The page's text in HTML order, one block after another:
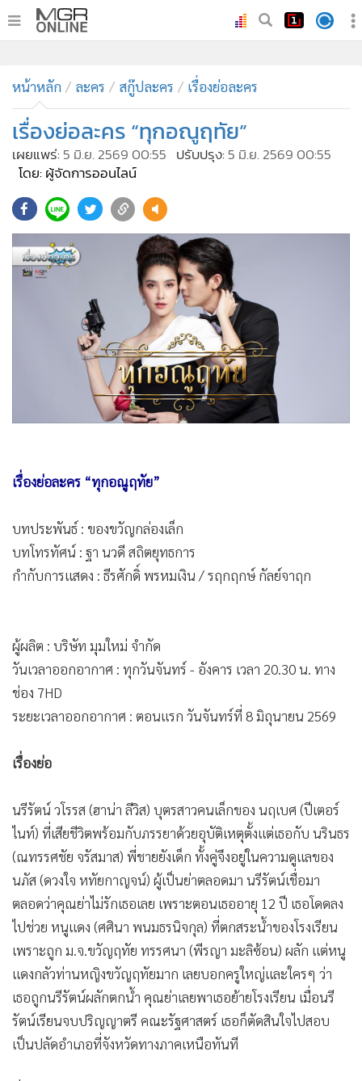
• ทันเหตุการณ์
• ภาคใต้
• ภูมิภาค
• Online Section
บันเทิง
• ผู้จัดการรายวัน
• คอลัมนิสต์
• ละคร
Good health & Well-being
Green Innovation & SD
Management & HR
• การเมือง
• กีฬา
• ต่างประเทศ
•
จีน
• ชุมชน-คุณภาพชีวิต
• อาชญากรรม
• Motoring
• วิทยาศาสตร์
• หุ้น
• อินโดจีน
• กองทุนรวม
• Celeb Online
• Factcheck
• ญี่ปุ่น
News1
Gotomanager
หน้าหลัก ละคร สกู๊ปละคร เรื่องย่อละคร
เรื่องย่อละคร “ทุกอณูฤทัย”
เผยแพร่:5 มิ.ย. 2569 00:55 ปรับปรุง:5 มิ.ย. 2569 00:55
โดย: ผู้จัดการออนไลน์
เรื่องย่อละคร “ทุกอณูฤทัย”
บทประพันธ์ : ของขวัญกล่องเล็ก
บทโทรทัศน์ : ฐา นวดี สถิตยุทธการ
กำกับการแสดง : ธีรศักดิ์ พรหมเงิน / รฤกฤกษ์ กัลย์จาฤก
ผู้ผลิต : บริษัท มุมใหม่ จำกัด
วันเวลาออกอากาศ : ทุกวันจันทร์ - อังคาร เวลา 20.30 น. ทาง
ช่อง 7HD
ระยะเวลาออกอากาศ : ตอนแรก วันจันทร์ที่ 8 มิถุนายน 2569
เรื่องย่อ
นรีรัตน์ วโรรส (ฮาน่า ลีวิส) บุตรสาวคนเล็กของ นฤเบศ (ปีเตอร์
ไนท์) ที่เสียชีวิตพร้อมกับภรรยาด้วยอุบัติเหตุตั้งแต่เธอกับ นรินธร
(ณทรรศชัย จรัสมาส) พี่ชายยังเด็ก ทั้งคู่จึงอยู่ในความดูแลของ
นภัส (ดวงใจ หทัยกาญจน์) ผู้เป็นย่าตลอดมา นรีรัตน์เชื่อมา
ตลอดว่าคุณย่าไม่รักเธอเลย เพราะตอนเธออายุ 12 ปี เธอโดดลง
ไปช่วย หนูแดง (ศศินา พนมธรนิจกุล) ที่ตกสระน้ำของโรงเรียน
เพราะถูก ม.จ.ขวัญฤทัย ทรรศนา (พีรญา มะลิซ้อน) ผลัก แต่หนู
แดงกลัวท่านหญิงขวัญฤทัยมาก เลยบอกครูใหญ่และใครๆ ว่า
เธอถูกนรีรัตน์ผลักตกน้ำ คุณย่าเลยพาเธอย้ายโรงเรียน เมื่อนรี
รัตน์เรียนจบปริญญาตรี คณะรัฐศาสตร์ เธอก็ตัดสินใจไปสอบ
เป็นปลัดอำเภอที่จังหวัดทางภาคเหนือทันที